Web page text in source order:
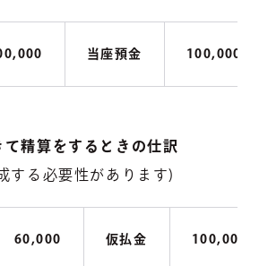
当座預金 100,000
精算をするときの仕訳
する必要性があります)
60,000 仮払金 100,000